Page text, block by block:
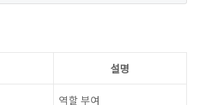
설명
역할 부여